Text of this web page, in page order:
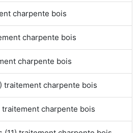
charpente bois
charpente bois
charpente bois
traitement charpente bois
traitement charpente bois